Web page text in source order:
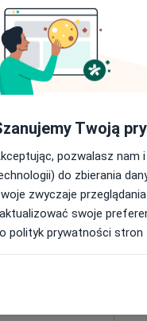
200 zł
Twoją
pozwalasz nam
do zbierania
zwyczaje
swoje
polityk prywatności stron